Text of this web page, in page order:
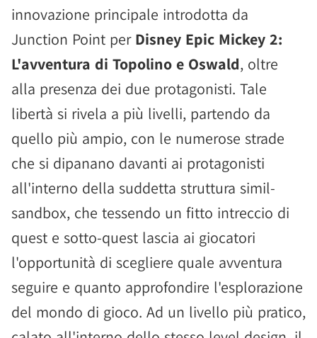
innovazione principale introdotta da
Junction Point per Disney Epic Mickey 2:
L'avventura di Topolino e Oswald, oltre
alla presenza dei due protagonisti. Tale
libertà si rivela a più livelli, partendo da
quello più ampio, con le numerose strade
che si dipanano davanti ai protagonisti
all'interno della suddetta struttura simil-
sandbox, che tessendo un fitto intreccio di
quest e sotto-quest lascia ai giocatori
l'opportunità di scegliere quale avventura
seguire e quanto approfondire l'esplorazione
del mondo di gioco. Ad un livello più pratico,